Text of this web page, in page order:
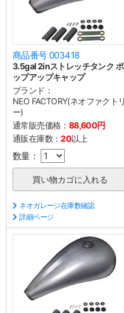
商品番号 003418
3.5gal 2inストレッチタンク ポ
ップアップキャップ
ブランド：
NEO FACTORY(ネオファクトリ
ー)
通常販売価格： 88,600円
通販在庫数：20以上
数量：
ネオガレージ在庫数確認
詳細ページ